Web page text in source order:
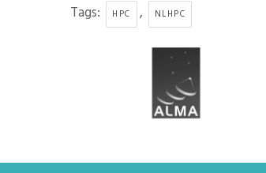
Tags: HPC , NLHPC